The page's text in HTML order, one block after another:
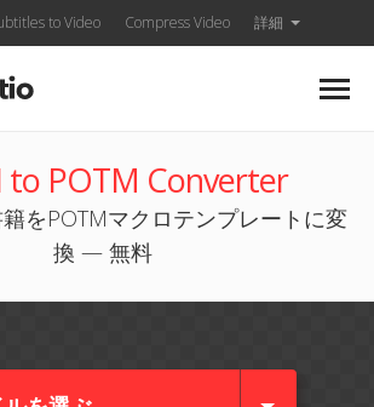
to Video Compress Video 詳細
to POTM Converter
をPOTMマクロテンプレートに変
換 — 無料